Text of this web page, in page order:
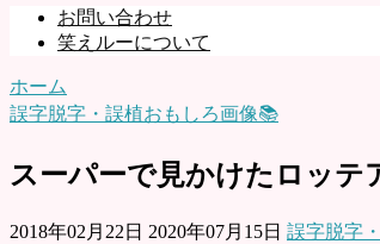
お問い合わせ
笑えルーについて
ホーム
誤字脱字・誤植おもしろ画像📚
スーパーで見かけたロッテ
2018年02月22日 2020年07月15日 誤字脱字